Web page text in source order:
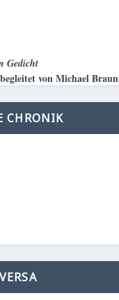
Gedicht
von Michael Braun
CHRONIK